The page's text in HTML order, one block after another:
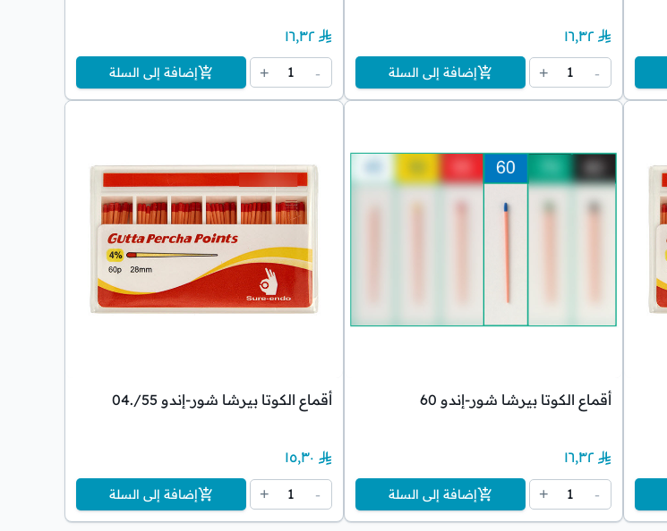
١٦٫٣٢
-
1
+ إضافة إلى السلة
١٦٫٣٢
-
1
+ إضافة إلى السلة
أقماع الكوتا بيرشا شور-إندو 60
١٦٫٣٢
-
1
+ إضافة إلى السلة
أقماع الكوتا بيرشا شور-إندو 55/.04
١٥٫٣٠
-
1
+ إضافة إلى السلة